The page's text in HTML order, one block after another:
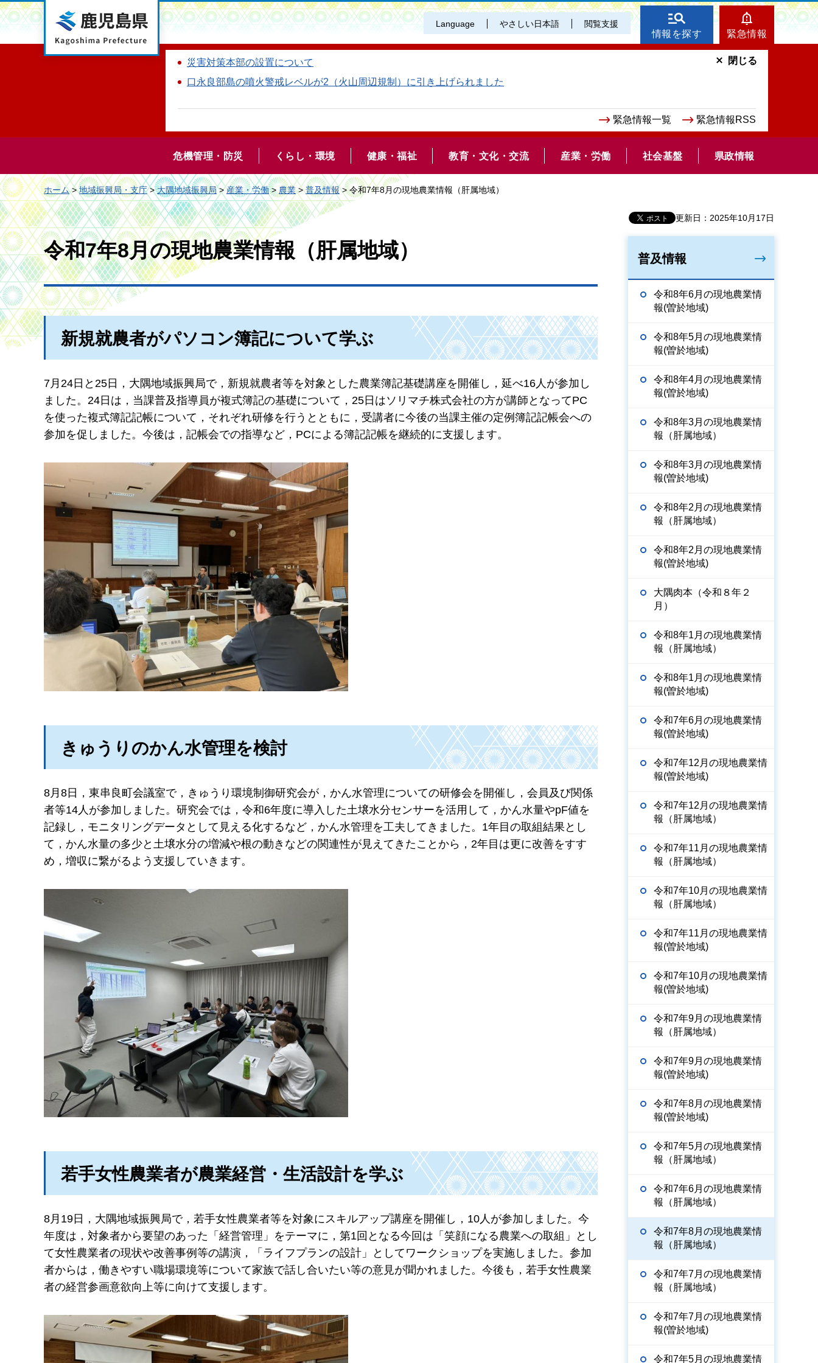
鹿児島県 Language やさしい日本語 閲覧支援
情報を探す 緊急情報
災害対策本部の設置について
口永良部島の噴火警戒レベルが2（火山周辺規制）に引き上げられました
緊急情報一覧 緊急情報RSS
閉じる
危機管理・防災 くらし・環境 健康・福祉 教育・文化・交流 産業・労働 社会基盤 県政情報
ホーム>地域振興局・支庁>大隅地域振興局>産業・労働>農業>普及情報> 令和7年8月の現地農業情報（肝属地域）
更新日：2025年10月17日
令和7年8月の現地農業情報（肝属地域）
新規就農者がパソコン簿記について学ぶ
7月24日と25日，大隅地域振興局で，新規就農者等を対象とした農業簿記基礎講座を開催し，延べ16人が参加し
ました。24日は，当課普及指導員が複式簿記の基礎について，25日はソリマチ株式会社の方が講師となってPC
を使った複式簿記記帳について，それぞれ研修を行うとともに，受講者に今後の当課主催の定例簿記記帳会への
参加を促しました。今後は，記帳会での指導など，PCによる簿記記帳を継続的に支援します。
きゅうりのかん水管理を検討
8月8日，東串良町会議室で，きゅうり環境制御研究会が，かん水管理についての研修会を開催し，会員及び関係
者等14人が参加しました。研究会では，令和6年度に導入した土壌水分センサーを活用して，かん水量やpF値を
記録し，モニタリングデータとして見える化するなど，かん水管理を工夫してきました。1年目の取組結果とし
て，かん水量の多少と土壌水分の増減や根の動きなどの関連性が見えてきたことから，2年目は更に改善をすす
め，増収に繋がるよう支援していきます。
若手女性農業者が農業経営・生活設計を学ぶ
8月19日，大隅地域振興局で，若手女性農業者等を対象にスキルアップ講座を開催し，10人が参加しました。今
年度は，対象者から要望のあった「経営管理」をテーマに，第1回となる今回は「笑顔になる農業への取組」とし
て女性農業者の現状や改善事例等の講演，「ライフプランの設計」としてワークショップを実施しました。参加
者からは，働きやすい職場環境等について家族で話し合いたい等の意見が聞かれました。今後も，若手女性農業
者の経営参画意欲向上等に向けて支援します。
普及情報
令和8年6月の現地農業情
報(曽於地域)
令和8年5月の現地農業情
報(曽於地域)
令和8年4月の現地農業情
報(曽於地域)
令和8年3月の現地農業情
報（肝属地域）
令和8年3月の現地農業情
報(曽於地域)
令和8年2月の現地農業情
報（肝属地域）
令和8年2月の現地農業情
報(曽於地域)
大隅肉本（令和８年２
月）
令和8年1月の現地農業情
報（肝属地域）
令和8年1月の現地農業情
報(曽於地域)
令和7年6月の現地農業情
報(曽於地域)
令和7年12月の現地農業情
報(曽於地域)
令和7年12月の現地農業情
報（肝属地域）
令和7年11月の現地農業情
報（肝属地域）
令和7年10月の現地農業情
報（肝属地域）
令和7年11月の現地農業情
報(曽於地域)
令和7年10月の現地農業情
報(曽於地域)
令和7年9月の現地農業情
報（肝属地域）
令和7年9月の現地農業情
報(曽於地域)
令和7年8月の現地農業情
報(曽於地域)
令和7年5月の現地農業情
報（肝属地域）
令和7年6月の現地農業情
報（肝属地域）
令和7年8月の現地農業情
報（肝属地域）
令和7年7月の現地農業情
報（肝属地域）
令和7年7月の現地農業情
報(曽於地域)
令和7年5月の現地農業情